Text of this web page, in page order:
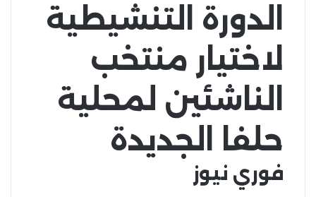
الدورة التنشيطية
لاختيار منتخب
الناشئين لمحلية
حلفا الجديدة
فوري نيوز